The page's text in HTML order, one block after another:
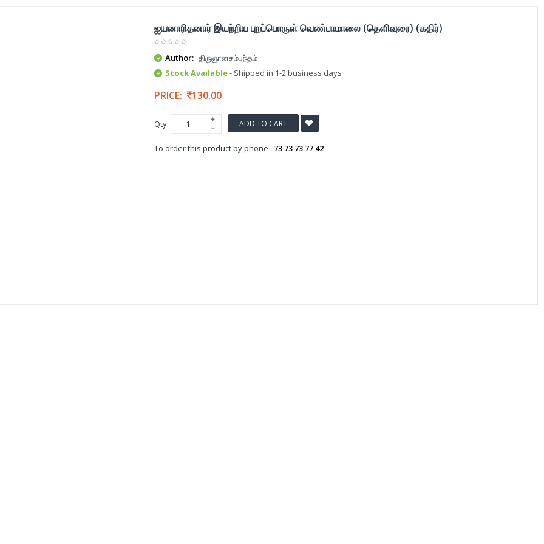
ஐயனாரிதனார் இயற்றிய புறப்பொருள் வெண்பாமாலை (தெளிவுரை) (கதிர்)
Author: திருஞானசம்பந்தம்
Stock Available- Shipped in 1-2 business days
PRICE: 130.00
Qty: ADD TO CART
To order this product by phone : 73 73 73 77 42